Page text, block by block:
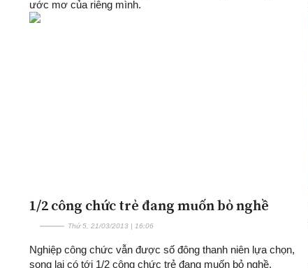
ước mơ của riêng mình.
1/2 công chức trẻ đang muốn bỏ nghề
Thứ 5, 21/03/2013 | 16:06
Nghiệp công chức vẫn được số đông thanh niên lựa chọn,
song lại có tới 1/2 công chức trẻ đang muốn bỏ nghề.